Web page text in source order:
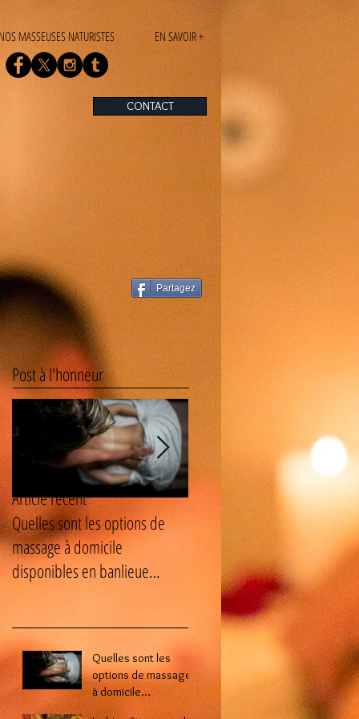
NOS MASSEUSES NATURISTES EN SAVOIR +
CONTACT
Partagez
Post à l'honneur
Article récent
Quelles sont les options de
massage à domicile
disponibles en banlieue
Le bien-être masculin : les
avantages cachés des soins
naturistes pour homme ?
Quelles sont les
options de massage
à domicile
disponibles en